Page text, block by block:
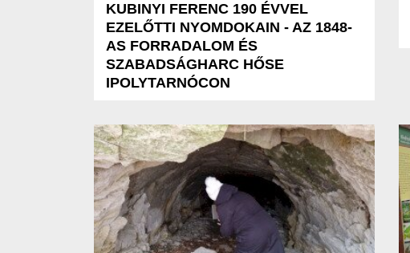
KUBINYI FERENC 190 ÉVVEL
EZELŐTTI NYOMDOKAIN - AZ 1848-
AS FORRADALOM ÉS
SZABADSÁGHARC HŐSE
IPOLYTARNÓCON